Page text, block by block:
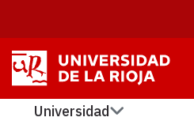
Universidad